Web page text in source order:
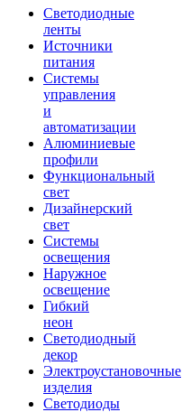
Светодиодные
ленты
Источники
питания
Системы
управления
и
автоматизации
Алюминиевые
профили
Функциональный
свет
Дизайнерский
свет
Системы
освещения
Наружное
освещение
Гибкий
неон
Светодиодный
декор
Электроустановочные
изделия
Светодиоды